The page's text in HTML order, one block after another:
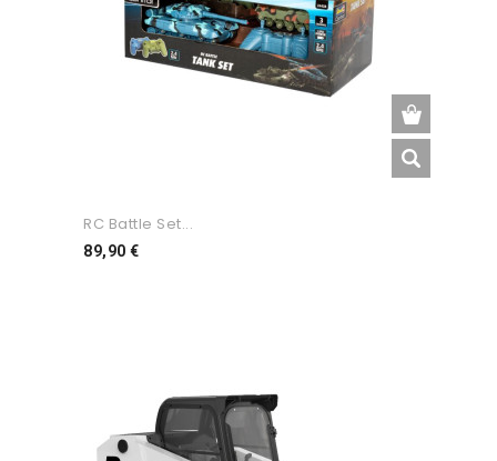
RC Battle Set...
89,90 €Preço